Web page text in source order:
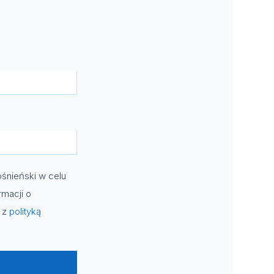
w celu
o
polityką